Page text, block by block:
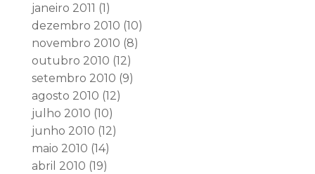
janeiro 2011 (1)
dezembro 2010 (10)
novembro 2010 (8)
outubro 2010 (12)
setembro 2010 (9)
agosto 2010 (12)
julho 2010 (10)
junho 2010 (12)
maio 2010 (14)
abril 2010 (19)